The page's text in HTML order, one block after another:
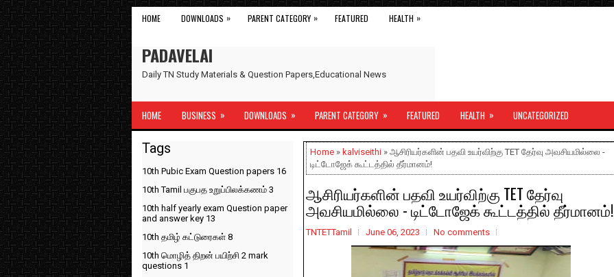
HOME DOWNLOADS » PARENT CATEGORY » FEATURED HEALTH »
PADAVELAI
Daily TN Study Materials & Question Papers,Educational News
HOME BUSINESS » DOWNLOADS » PARENT CATEGORY » FEATURED HEALTH » UNCATEGORIZED
Home » kalviseithi » ஆசிரியர்களின் பதவி உயர்விற்கு TET தேர்வு அவசியமில்லை -
டிட்டோஜேக் கூட்டத்தில் தீர்மானம்!
ஆசிரியர்களின் பதவி உயர்விற்கு TET தேர்வு
அவசியமில்லை - டிட்டோஜேக் கூட்டத்தில் தீர்மானம்!
TNTETTamil June 06, 2023 No comments
Tags
10th Pubic Exam Question papers 16
10th Tamil பகுபத உறுப்பிலக்கணம் 3
10th half yearly exam Question paper
and answer key 13
10th தமிழ் கட்டுரைகள் 8
10th மொழித் திறன் பயிற்சி 2 mark
questions 1